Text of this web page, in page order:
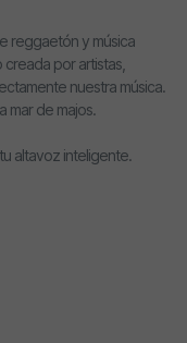
reggaetón y música
por artistas,
nuestra música.
mar de majos.
altavoz inteligente.